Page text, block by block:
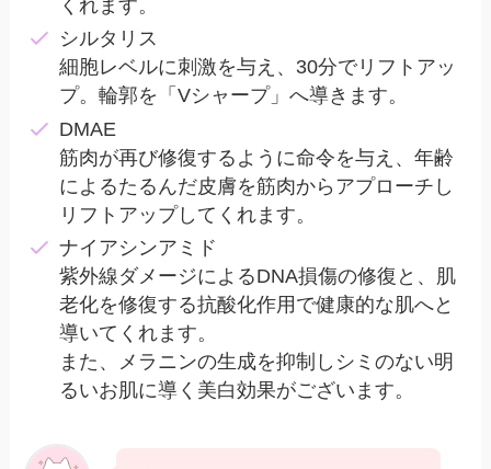
くれます。
シルタリス
細胞レベルに刺激を与え、30分でリフトアッ
プ。輪郭を「Vシャープ」へ導きます。
DMAE
筋肉が再び修復するように命令を与え、年齢
によるたるんだ皮膚を筋肉からアプローチし
リフトアップしてくれます。
ナイアシンアミド
紫外線ダメージによるDNA損傷の修復と、肌
老化を修復する抗酸化作用で健康的な肌へと
導いてくれます。
また、メラニンの生成を抑制しシミのない明
るいお肌に導く美白効果がございます。